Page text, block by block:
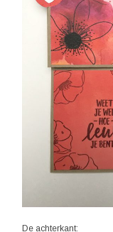
De achterkant: